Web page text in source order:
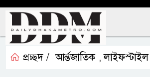
প্রচ্ছদ / আর্ন্তজাতিক ,লাইফস্টাইল